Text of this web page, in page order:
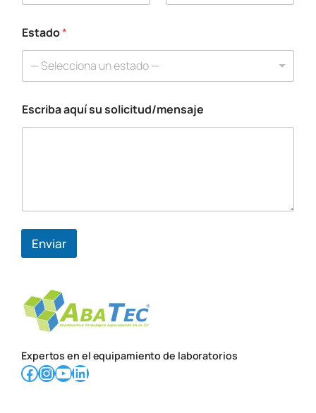
d
/
e
n
Estado*
— Selecciona un estado —
Escriba aquí su solicitud/mensaje
Enviar
Expertos en el equipamiento de laboratorios
Facebook InstagramYouTube LinkedIn